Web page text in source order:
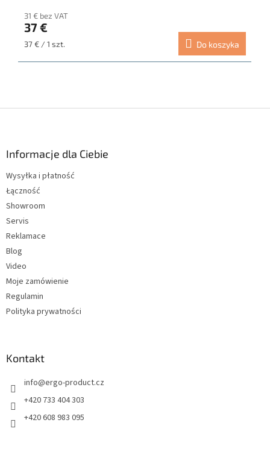
31 € bez VAT
37 €
Cena
37 € / 1 szt. Do koszyka
Informacje dla Ciebie
Wysyłka i płatność
Łączność
Showroom
Servis
Reklamace
Blog
Video
Moje zamówienie
Regulamin
Polityka prywatności
Kontakt
info@ergo-product.cz
+420 733 404 303
+420 608 983 095